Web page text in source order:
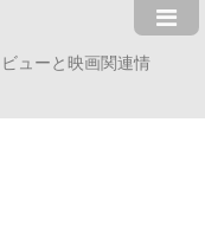
ューと映画関連情